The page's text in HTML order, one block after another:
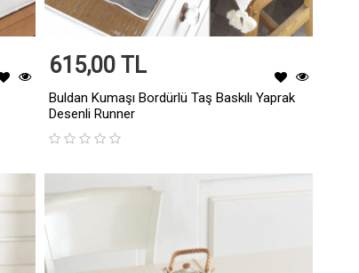
615,00 TL
Buldan Kumaşı Bordürlü Taş Baskılı Yaprak
Desenli Runner